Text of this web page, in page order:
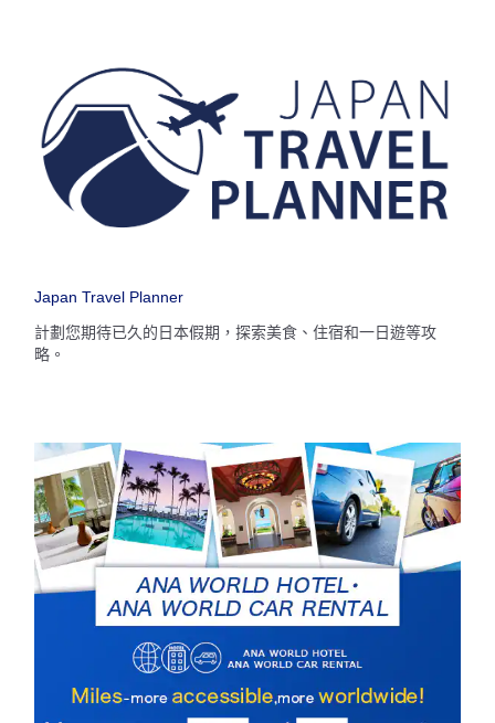
1 人
關於優惠代碼
・顯示金額為依據您選擇條件下的最優惠票價。
空位狀況查詢結果。
・「＊」為目前無法確認金額的城市、日期。請至空位狀況查詢結果頁面
票價。
查詢
Japan Travel Planner
計劃您期待已久的日本假期，探索美食、住宿和一日遊等攻
略。